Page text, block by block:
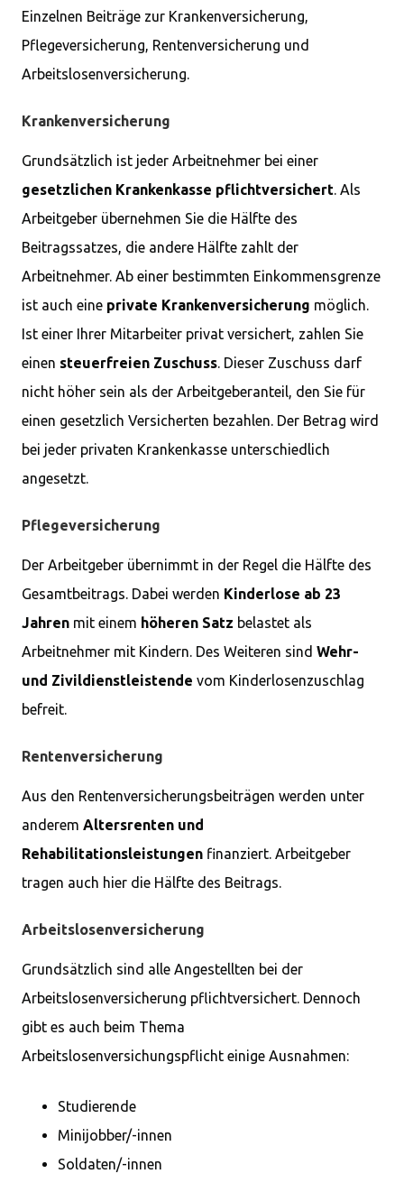
Einzelnen Beiträge zur Krankenversicherung,
Pflegeversicherung, Rentenversicherung und
Arbeitslosenversicherung.
Krankenversicherung
Grundsätzlich ist jeder Arbeitnehmer bei einer
gesetzlichen Krankenkasse pflichtversichert. Als
Arbeitgeber übernehmen Sie die Hälfte des
Beitragssatzes, die andere Hälfte zahlt der
Arbeitnehmer. Ab einer bestimmten Einkommensgrenze
ist auch eine private Krankenversicherung möglich.
Ist einer Ihrer Mitarbeiter privat versichert, zahlen Sie
einen steuerfreien Zuschuss. Dieser Zuschuss darf
nicht höher sein als der Arbeitgeberanteil, den Sie für
einen gesetzlich Versicherten bezahlen. Der Betrag wird
bei jeder privaten Krankenkasse unterschiedlich
angesetzt.
Pflegeversicherung
Der Arbeitgeber übernimmt in der Regel die Hälfte des
Gesamtbeitrags. Dabei werden Kinderlose ab 23
Jahren mit einem höheren Satz belastet als
Arbeitnehmer mit Kindern. Des Weiteren sind Wehr-
und Zivildienstleistende vom Kinderlosenzuschlag
befreit.
Rentenversicherung
Aus den Rentenversicherungsbeiträgen werden unter
anderem Altersrenten und
Rehabilitationsleistungen finanziert. Arbeitgeber
tragen auch hier die Hälfte des Beitrags.
Arbeitslosenversicherung
Grundsätzlich sind alle Angestellten bei der
Arbeitslosenversicherung pflichtversichert. Dennoch
gibt es auch beim Thema
Arbeitslosenversichungspflicht einige Ausnahmen:
Studierende
Minijobber/-innen
Soldaten/-innen